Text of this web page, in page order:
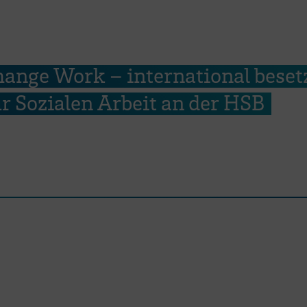
Work – international
Sozialen Arbeit an der HSB